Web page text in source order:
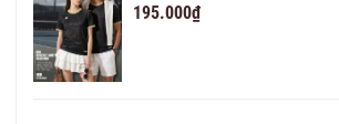
195.000₫